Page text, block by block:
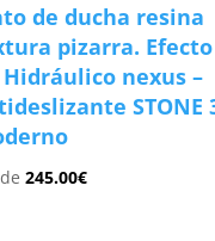
de ducha resina
pizarra. Efecto
nexus –
STONE
245.00€